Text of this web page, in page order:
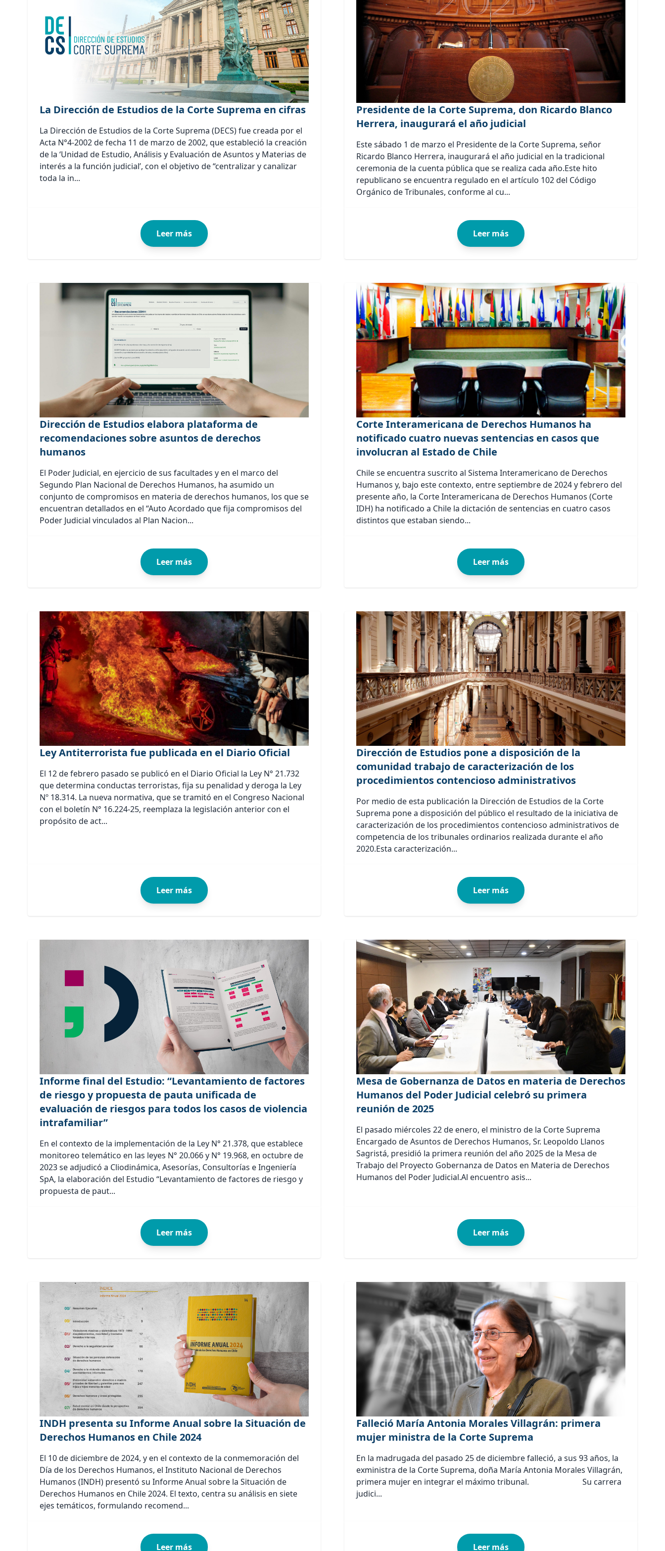
La Dirección de Estudios de la Corte Suprema en cifras
La Dirección de Estudios de la Corte Suprema (DECS) fue creada por el
Acta N°4-2002 de fecha 11 de marzo de 2002, que estableció la creación
de la ‘Unidad de Estudio, Análisis y Evaluación de Asuntos y Materias de
interés a la función judicial’, con el objetivo de “centralizar y canalizar
toda la in...
Leer más
Presidente de la Corte Suprema, don Ricardo Blanco
Herrera, inaugurará el año judicial
Este sábado 1 de marzo el Presidente de la Corte Suprema, señor
Ricardo Blanco Herrera, inaugurará el año judicial en la tradicional
ceremonia de la cuenta pública que se realiza cada año.Este hito
republicano se encuentra regulado en el artículo 102 del Código
Orgánico de Tribunales, conforme al cu...
Leer más
Dirección de Estudios elabora plataforma de
recomendaciones sobre asuntos de derechos
humanos
El Poder Judicial, en ejercicio de sus facultades y en el marco del
Segundo Plan Nacional de Derechos Humanos, ha asumido un
conjunto de compromisos en materia de derechos humanos, los que se
encuentran detallados en el “Auto Acordado que fija compromisos del
Poder Judicial vinculados al Plan Nacion...
Leer más
Corte Interamericana de Derechos Humanos ha
notificado cuatro nuevas sentencias en casos que
involucran al Estado de Chile
Chile se encuentra suscrito al Sistema Interamericano de Derechos
Humanos y, bajo este contexto, entre septiembre de 2024 y febrero del
presente año, la Corte Interamericana de Derechos Humanos (Corte
IDH) ha notificado a Chile la dictación de sentencias en cuatro casos
distintos que estaban siendo...
Leer más
Ley Antiterrorista fue publicada en el Diario Oficial
El 12 de febrero pasado se publicó en el Diario Oficial la Ley N° 21.732
que determina conductas terroristas, fija su penalidad y deroga la Ley
Nº 18.314. La nueva normativa, que se tramitó en el Congreso Nacional
con el boletín N° 16.224-25, reemplaza la legislación anterior con el
propósito de act...
Leer más
Dirección de Estudios pone a disposición de la
comunidad trabajo de caracterización de los
procedimientos contencioso administrativos
Por medio de esta publicación la Dirección de Estudios de la Corte
Suprema pone a disposición del público el resultado de la iniciativa de
caracterización de los procedimientos contencioso administrativos de
competencia de los tribunales ordinarios realizada durante el año
2020.Esta caracterización...
Leer más
Informe final del Estudio: “Levantamiento de factores
de riesgo y propuesta de pauta unificada de
evaluación de riesgos para todos los casos de violencia
intrafamiliar”
En el contexto de la implementación de la Ley N° 21.378, que establece
monitoreo telemático en las leyes N° 20.066 y N° 19.968, en octubre de
2023 se adjudicó a Cliodinámica, Asesorías, Consultorías e Ingeniería
SpA, la elaboración del Estudio “Levantamiento de factores de riesgo y
propuesta de paut...
Leer más
Mesa de Gobernanza de Datos en materia de Derechos
Humanos del Poder Judicial celebró su primera
reunión de 2025
El pasado miércoles 22 de enero, el ministro de la Corte Suprema
Encargado de Asuntos de Derechos Humanos, Sr. Leopoldo Llanos
Sagristá, presidió la primera reunión del año 2025 de la Mesa de
Trabajo del Proyecto Gobernanza de Datos en Materia de Derechos
Humanos del Poder Judicial.Al encuentro asis...
Leer más
INDH presenta su Informe Anual sobre la Situación de
Derechos Humanos en Chile 2024
El 10 de diciembre de 2024, y en el contexto de la conmemoración del
Día de los Derechos Humanos, el Instituto Nacional de Derechos
Humanos (INDH) presentó su Informe Anual sobre la Situación de
Derechos Humanos en Chile 2024. El texto, centra su análisis en siete
ejes temáticos, formulando recomend...
Leer más
Falleció María Antonia Morales Villagrán: primera
mujer ministra de la Corte Suprema
En la madrugada del pasado 25 de diciembre falleció, a sus 93 años, la
exministra de la Corte Suprema, doña María Antonia Morales Villagrán,
primera mujer en integrar el máximo tribunal. Su carrera
judici...
Leer más